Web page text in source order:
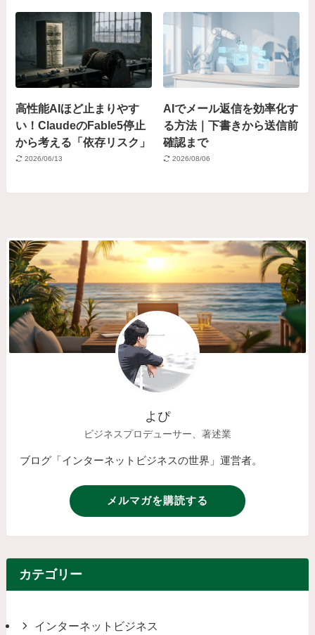
高性能AIほど止まりやす
い！ClaudeのFable5停止
から考える「依存リスク」
2026/06/13
AIでメール返信を効率化す
る方法｜下書きから送信前
確認まで
2026/08/06
よぴ
ビジネスプロデューサー、著述業
ブログ「インターネットビジネスの世界」運営者。
メルマガを購読する
カテゴリー
インターネットビジネス